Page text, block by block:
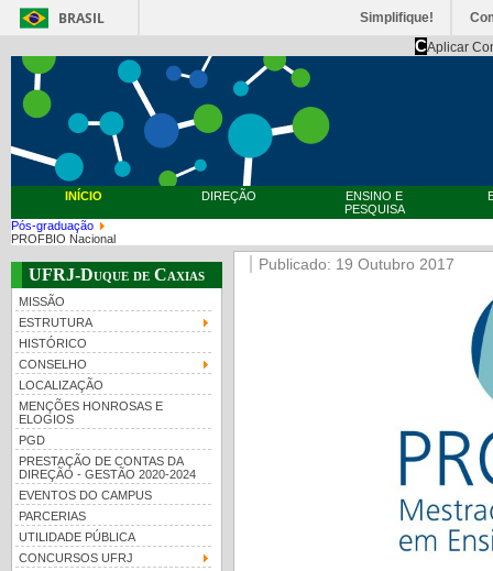
BRASIL Simplifique!
CAplicar
INÍCIO DIREÇÃO
ENSINO E
PESQUISA
Pós-graduação
PROFBIO Nacional
UFRJ-Duque de Caxias
MISSÃO
ESTRUTURA
HISTÓRICO
CONSELHO
LOCALIZAÇÃO
MENÇÕES HONROSAS E
ELOGIOS
PGD
PRESTAÇÃO DE CONTAS DA
DIREÇÃO - GESTÃO 2020-2024
EVENTOS DO CAMPUS
PARCERIAS
UTILIDADE PÚBLICA
CONCURSOS UFRJ
Publicado: 19 Outubro 2017